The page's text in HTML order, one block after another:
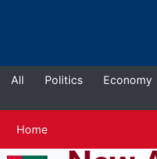
All Politics Economy
HomeCurrent